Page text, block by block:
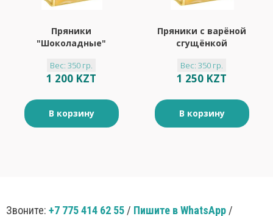
Пряники
"Шоколадные"
Вес: 350 гр.
1 200 KZT
В корзину
Пряники с варёной
сгущёнкой
Вес: 350 гр.
1 250 KZT
В корзину
Звоните: +7 775 414 62 55 / Пишите в WhatsApp /